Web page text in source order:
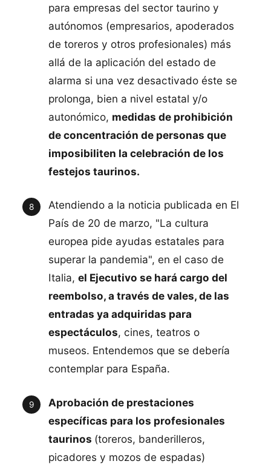
para empresas del sector taurino y
autónomos (empresarios, apoderados
de toreros y otros profesionales) más
allá de la aplicación del estado de
alarma si una vez desactivado éste se
prolonga, bien a nivel estatal y/o
autonómico, medidas de prohibición
de concentración de personas que
imposibiliten la celebración de los
festejos taurinos.
Atendiendo a la noticia publicada en El
País de 20 de marzo, "La cultura
europea pide ayudas estatales para
superar la pandemia", en el caso de
Italia,el Ejecutivo se hará cargo del
reembolso, a través de vales, de las
entradas ya adquiridas para
espectáculos, cines, teatros o
museos. Entendemos que se debería
contemplar para España.
Aprobación de prestaciones
específicas para los profesionales
taurinos (toreros, banderilleros,
picadores y mozos de espadas)